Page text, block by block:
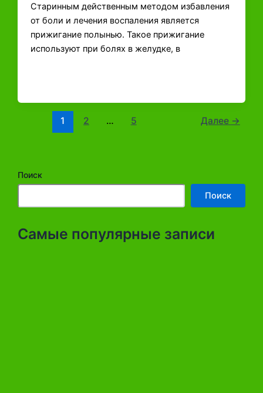
Старинным действенным методом избавления
от боли и лечения воспаления является
прижигание полынью. Такое прижигание
используют при болях в желудке, в
1 2 … 5 Далее →
Поиск
Поиск
Самые популярные записи